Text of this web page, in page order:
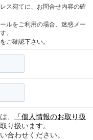
ス宛てに、お問合せ内容の確
ルをご利用の場合、迷惑メー
。
ご確認下さい。
、
「個人情報のお取り扱
り扱います。
合わせください。